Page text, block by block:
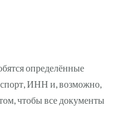
определённые
ИНН и, возможно,
чтобы все документы